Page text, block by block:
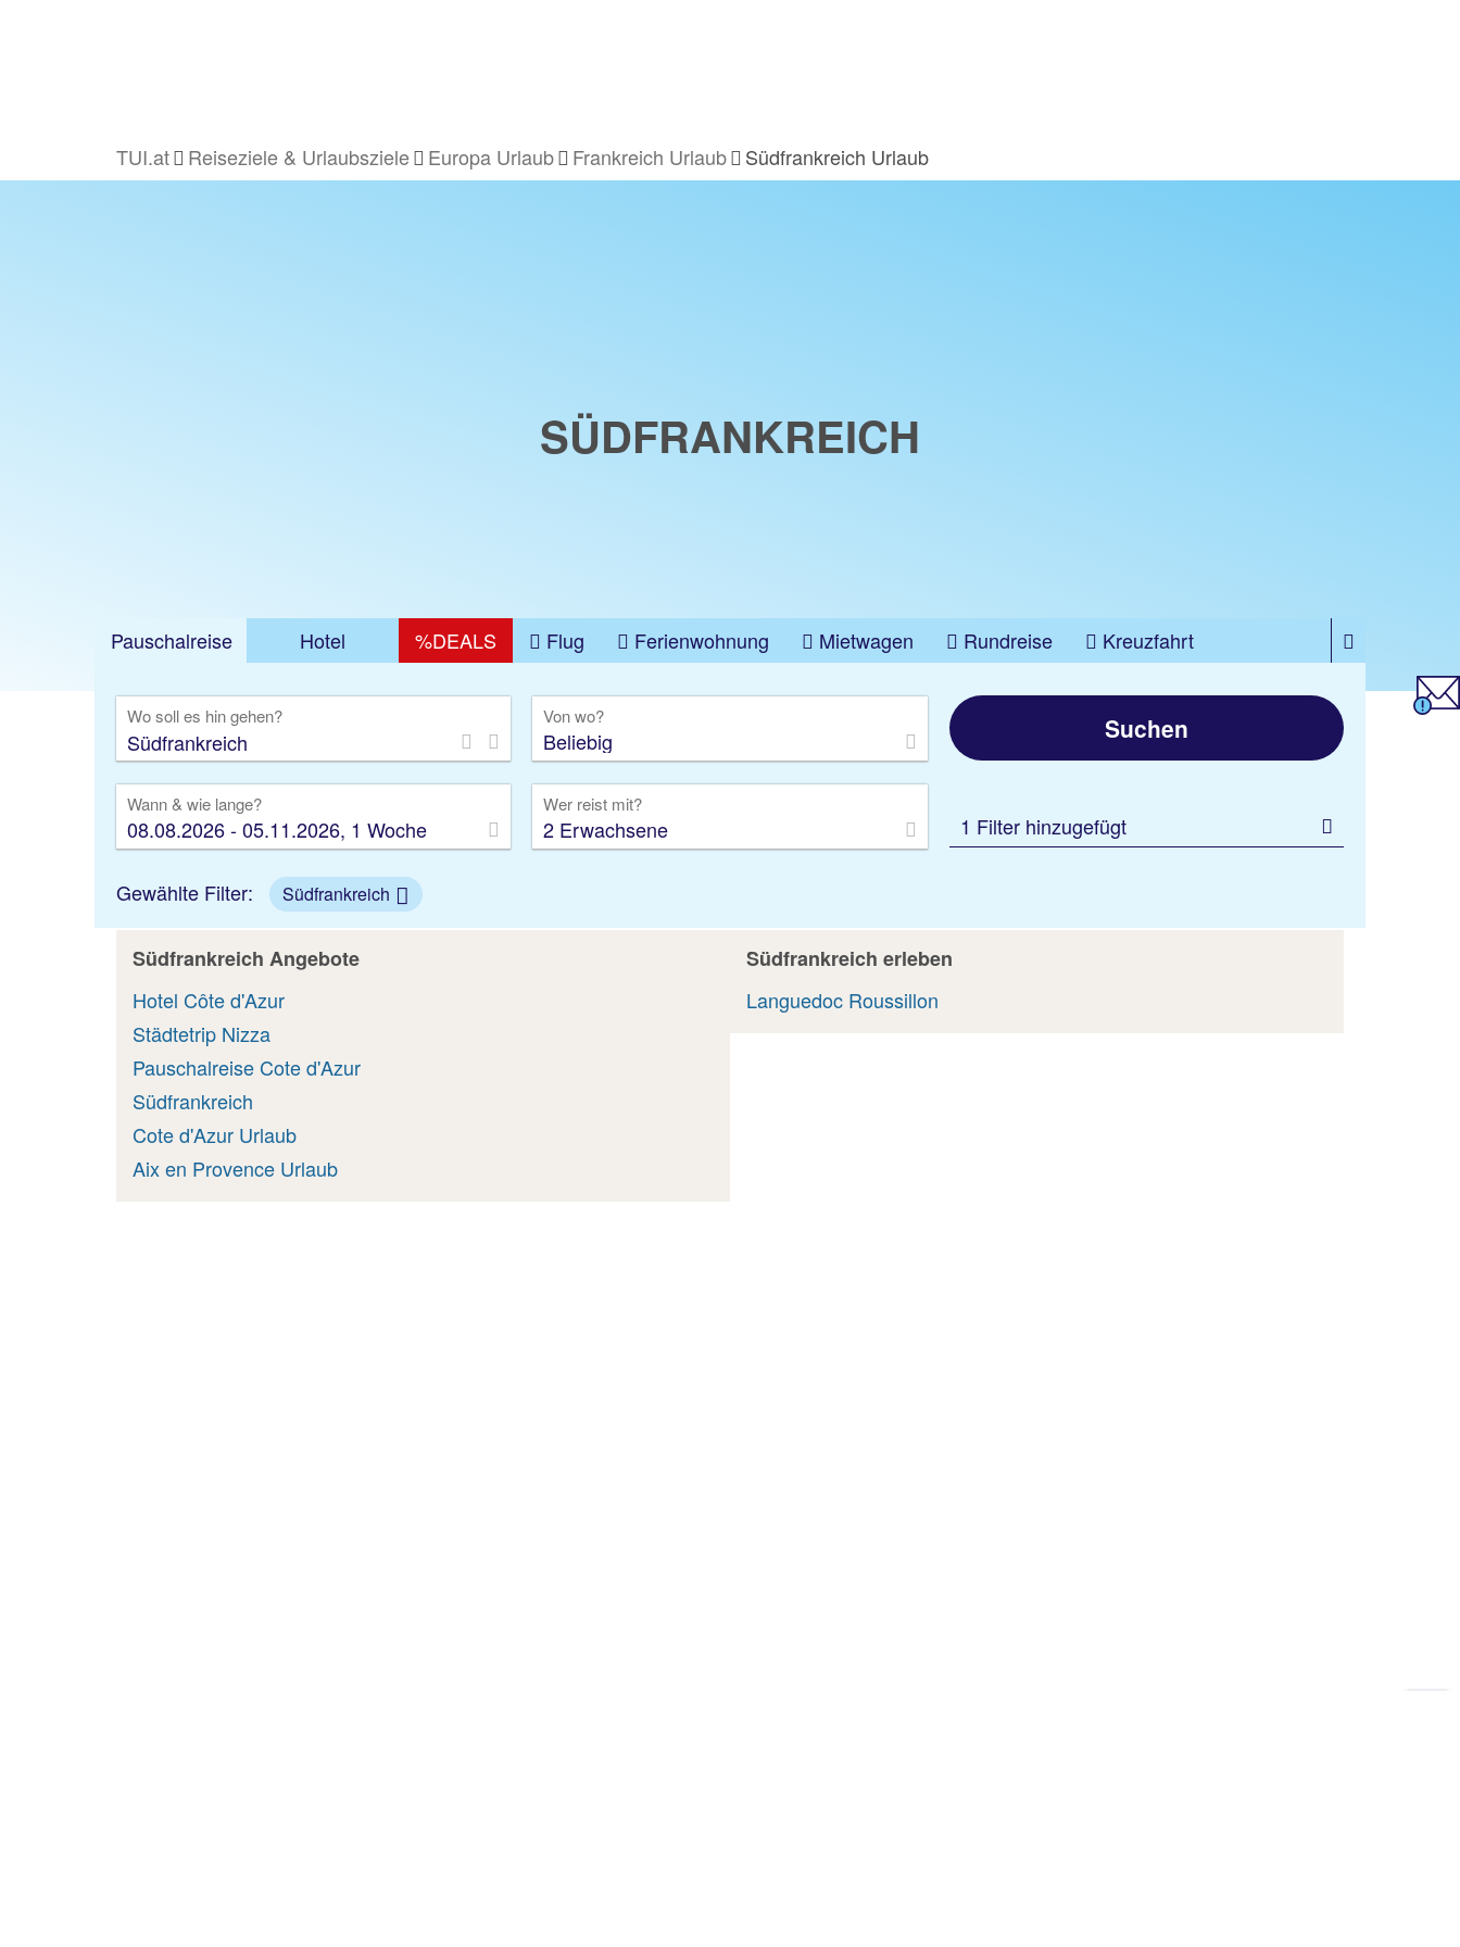
TUI.at Reiseziele & Urlaubsziele Europa Urlaub Frankreich Urlaub Südfrankreich Urlaub
SÜDFRANKREICH
Pauschalreise Hotel %DEALS Flug Ferienwohnung Mietwagen Rundreise
Kreuzfahrt
Wo soll es hin gehen? Von wo?
Beliebig
Wann & wie lange?
08.08.2026 - 05.11.2026, 1 Woche
Wer reist mit?
2 Erwachsene
Suchen
1 Filter hinzugefügt
Gewählte Filter: Südfrankreich
Südfrankreich Angebote
Hotel Côte d'Azur
Städtetrip Nizza
Pauschalreise Cote d'Azur
Südfrankreich
Cote d'Azur Urlaub
Aix en Provence Urlaub
Südfrankreich erleben
Languedoc Roussillon